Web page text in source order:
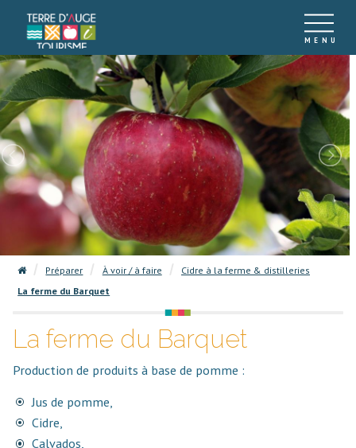
Préparer À voir / à faire
Cidre à la ferme & distilleries
La ferme du Barquet
La ferme du Barquet
Production de produits à base de pomme :
Jus de pomme,
Cidre,
Calvados,